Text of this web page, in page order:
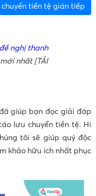
tiền tệ gián tiếp
nghị thanh
nhất [TẢI
giúp bạn đọc giải đáp
lưu chuyển tiền tệ. Hi
tôi sẽ giúp quý độc
khảo hữu ích nhất phục